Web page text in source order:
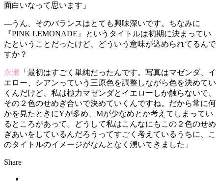
面白いなって思います」
—うん、そのバランスはとても興味深いです。ちなみに
『PINK LEMONADE』というタイトルは初期に決まってい
たということだったけど、どういう意味が込められてるんで
すか？
永瀬 「最初はすごく単純だったんです。写真はマゼンダ、イ
エロー、シアンっていう三原色を調整しながら色を決めてい
くんだけど、私は極力マゼンダとイエローしか触らないで、
その２色のせめぎ合いで決めていくんですね。だから常に何
かを見たときにYが多め、Mが少なめとか考えてしまってい
るところがあって。どうして私はこんなにもこの２色のせめ
ぎあいをしているんだろうってすごく考えているうちに、こ
のタイトルのイメージがなんとなく湧いてきました」
Share